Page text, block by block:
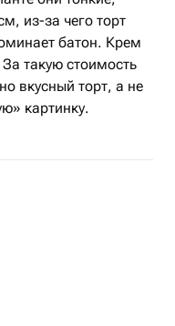
из-за чего торт
батон. Крем
такую стоимость
вкусный торт, а не
картинку.